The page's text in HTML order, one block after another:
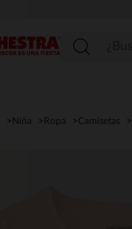
Niña Ropa Camisetas